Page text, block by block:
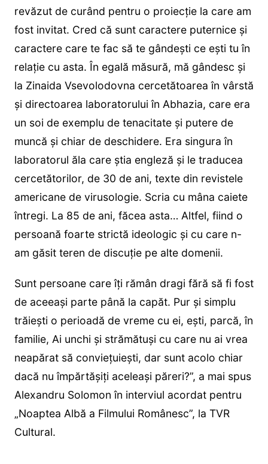
revăzut de curând pentru o proiecție la care am
fost invitat. Cred că sunt caractere puternice și
caractere care te fac să te gândești ce ești tu în
relație cu asta. În egală măsură, mă gândesc și
la Zinaida Vsevolodovna cercetătoarea în vârstă
și directoarea laboratorului în Abhazia, care era
un soi de exemplu de tenacitate și putere de
muncă și chiar de deschidere. Era singura în
laboratorul ăla care știa engleză și le traducea
cercetătorilor, de 30 de ani, texte din revistele
americane de virusologie. Scria cu mâna caiete
întregi. La 85 de ani, făcea asta… Altfel, fiind o
persoană foarte strictă ideologic și cu care n-
am găsit teren de discuție pe alte domenii.
Sunt persoane care îți rămân dragi fără să fi fost
de aceeași parte până la capăt. Pur și simplu
trăiești o perioadă de vreme cu ei, ești, parcă, în
familie, Ai unchi și strămătuși cu care nu ai vrea
neapărat să conviețuiești, dar sunt acolo chiar
dacă nu împărtășiți aceleași păreri?”, a mai spus
Alexandru Solomon în interviul acordat pentru
„Noaptea Albă a Filmului Românesc”, la TVR
Cultural.